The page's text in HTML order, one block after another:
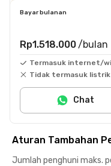
Bayar bulanan
Rp1.518.000 /bulan
Termasuk internet/
Tidak termasuk listrik
Chat
Aturan Tambahan
Jumlah penghuni maks.